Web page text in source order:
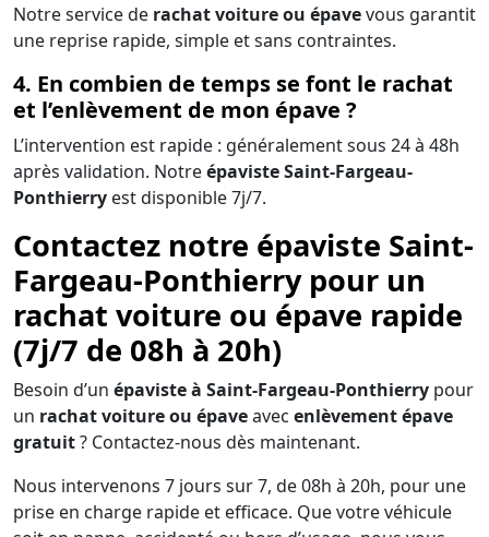
Notre service de rachat voiture ou épavevous garantit
une reprise rapide, simple et sans contraintes.
4. En combien de temps se font le rachat
et l’enlèvement de mon épave ?
L’intervention est rapide : généralement sous 24 à 48h
après validation. Notreépaviste Saint-Fargeau-
Ponthierry est disponible 7j/7.
Contactez notre épaviste Saint-
Fargeau-Ponthierry pour un
rachat voiture ou épave rapide
(7j/7 de 08h à 20h)
Besoin d’un épaviste à Saint-Fargeau-Ponthierry pour
un rachat voiture ou épaveavec enlèvement épave
gratuit? Contactez-nous dès maintenant.
Nous intervenons 7 jours sur 7, de 08h à 20h, pour une
prise en charge rapide et efficace. Que votre véhicule